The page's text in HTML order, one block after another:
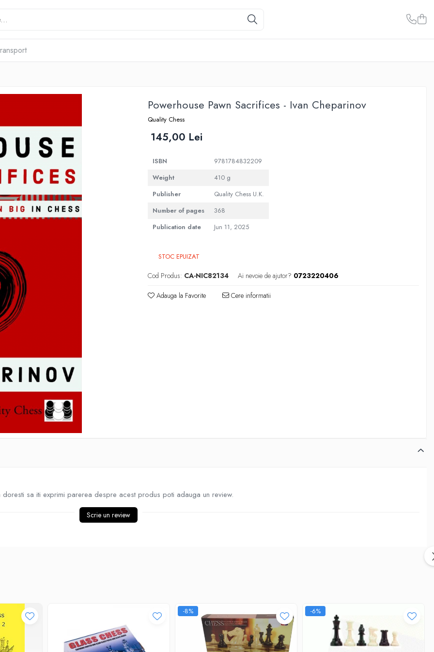
Powerhouse Pawn Sacrifices - Ivan Cheparinov
Quality Chess
145,00 Lei
ISBN
9781784832209
Weight
410 g
Publisher
Quality Chess U.K.
Number of pages
368
Publication date
Jun 11, 2025
STOC EPUIZAT
Cod Produs: CA-NIC82134 Ai nevoie de ajutor? 0723220406
Adauga la Favorite Cere informatii
doresti sa iti exprimi parerea despre acest produs poti adauga un review.
Scrie un review
-8% -6%